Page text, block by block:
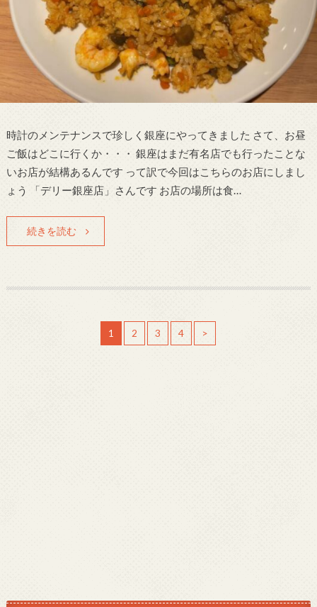
時計のメンテナンスで珍しく銀座にやってきました さて、お昼
ご飯はどこに行くか・・・ 銀座はまだ有名店でも行ったことな
いお店が結構あるんです って訳で今回はこちらのお店にしまし
ょう 「デリー銀座店」さんです お店の場所は食…
続きを読む
1 2 3 4 >